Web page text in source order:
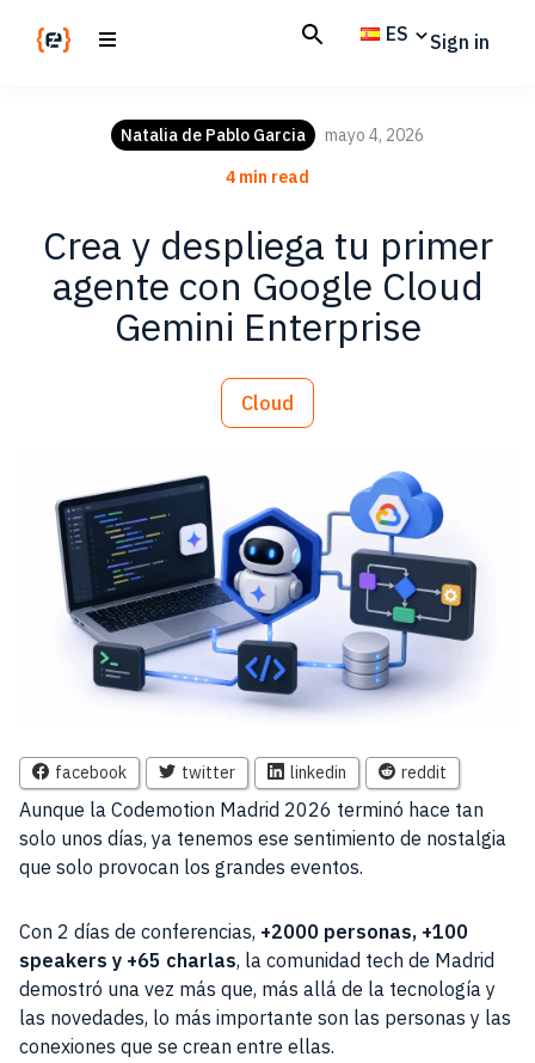
Magazine
ES Sign in
Natalia de Pablo Garcia
mayo 4, 2026
4 min read
Crea y despliega tu primer
agente con Google Cloud
Gemini Enterprise
Cloud
facebook twitter linkedin reddit
Aunque la Codemotion Madrid 2026 terminó hace tan
solo unos días, ya tenemos ese sentimiento de nostalgia
que solo provocan los grandes eventos.
Con 2 días de conferencias, +2000 personas, +100
speakers y +65 charlas, la comunidad tech de Madrid
demostró una vez más que, más allá de la tecnología y
las novedades, lo más importante son las personas y las
conexiones que se crean entre ellas.